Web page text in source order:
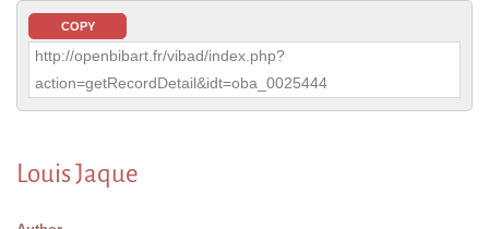
COPY
http://openbibart.fr/vibad/index.php?
action=getRecordDetail&idt=oba_0025444
Louis Jaque